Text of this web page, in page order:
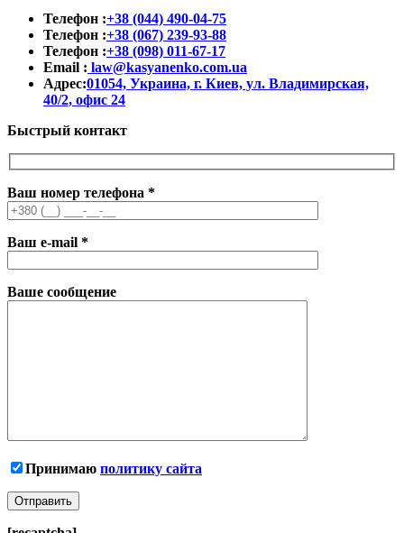
Телефон :+38 (044) 490-04-75
Телефон :+38 (067) 239-93-88
Телефон :+38 (098) 011-67-17
Email : law@kasyanenko.com.ua
Адрес:01054, Украина, г. Киев, ул. Владимирская,
40/2, офис 24
Быстрый контакт
Ваш номер телефона *
Ваш e-mail *
Ваше сообщение
Принимаю политику сайта